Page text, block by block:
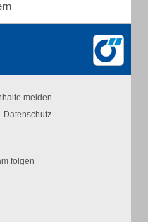
melden
Datenschutz
folgen